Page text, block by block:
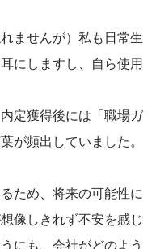
ませんが）私も日常生
にしますし、自ら使用
定獲得後には「職場ガ
が頻出していました。
ため、将来の可能性に
像しきれず不安を感じ
にも、会社がどのよう